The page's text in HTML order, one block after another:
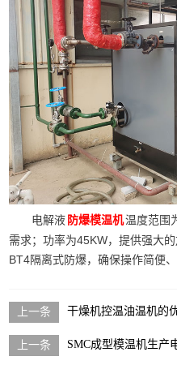
电解液 防爆模温机温度范围
需求；功率为45KW，提供强大
BT4隔离式防爆，确保操作简便、
干燥机控温油温机的
SMC成型模温机生产